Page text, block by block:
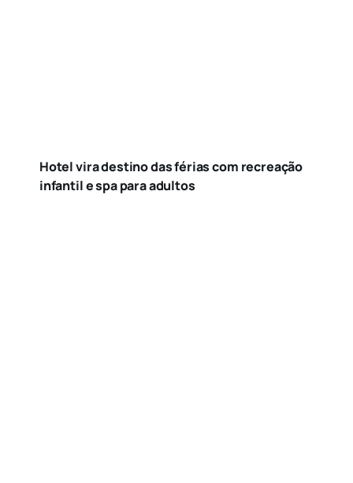
Hotel vira destino das férias com recreação
infantil e spa para adultos